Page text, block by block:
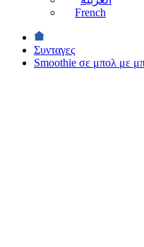
French
Συνταγες
Smoothie σε μπολ με